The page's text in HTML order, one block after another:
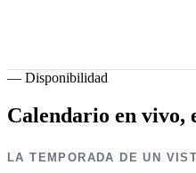
— Disponibilidad
Calendario en vivo,
LA TEMPORADA DE UN